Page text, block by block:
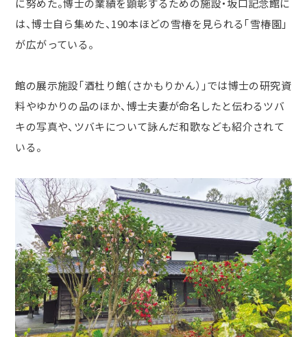
に努めた。博士の業績を顕彰するための施設・坂口記念館に
は、博士自ら集めた、190本ほどの雪椿を見られる「雪椿園」
が広がっている。
館の展示施設「酒杜り館（さかもりかん）」では博士の研究資
料やゆかりの品のほか、博士夫妻が命名したと伝わるツバ
キの写真や、ツバキについて詠んだ和歌なども紹介されて
いる。